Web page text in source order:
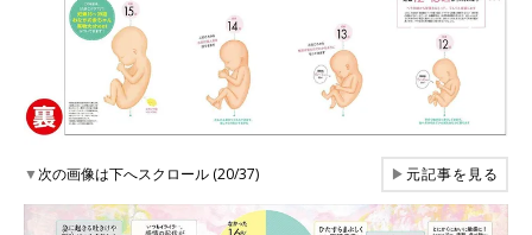
▼次の画像は下へスクロール (20/37) ▶元記事を見る